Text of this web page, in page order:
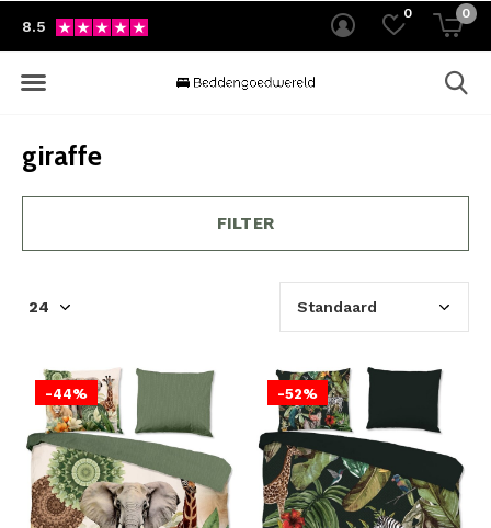
0 0
8.5
giraffe
FILTER
-44% -52%